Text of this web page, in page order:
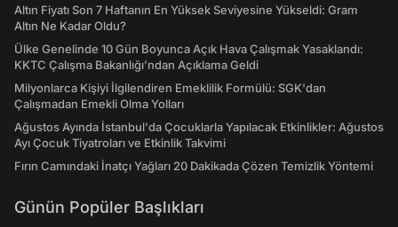
Altın Fiyatı Son 7 Haftanın En Yüksek Seviyesine Yükseldi: Gram
Altın Ne Kadar Oldu?
Ülke Genelinde 10 Gün Boyunca Açık Hava Çalışmak Yasaklandı:
KKTC Çalışma Bakanlığı’ndan Açıklama Geldi
Milyonlarca Kişiyi İlgilendiren Emeklilik Formülü: SGK'dan
Çalışmadan Emekli Olma Yolları
Ağustos Ayında İstanbul'da Çocuklarla Yapılacak Etkinlikler: Ağustos
Ayı Çocuk Tiyatroları ve Etkinlik Takvimi
Fırın Camındaki İnatçı Yağları 20 Dakikada Çözen Temizlik Yöntemi
Günün Popüler Başlıkları